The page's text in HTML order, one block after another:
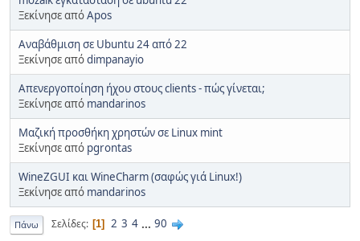
Ξεκίνησε απόApos
Αναβάθμιση σε Ubuntu 24 από 22
Ξεκίνησε απόdimpanayio
Απενεργοποίηση ήχου στους clients - πώς γίνεται;
Ξεκίνησε από mandarinos
Μαζική προσθήκη χρηστών σε Linux mint
Ξεκίνησε από pgrontas
WineZGUI και WineCharm (σαφώς γιά Linux!)
Ξεκίνησε από mandarinos
Πάνω Σελίδες 1 2 3 4 ... 90